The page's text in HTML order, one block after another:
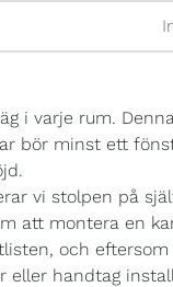
i varje rum.
bör minst ett
vi stolpen på
att montera en
och eftersom
handtag